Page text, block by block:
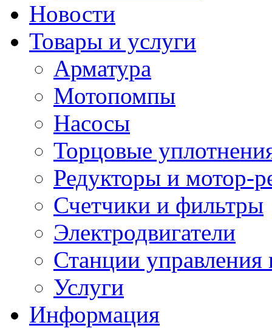
Новости
Товары и услуги
Арматура
Мотопомпы
Насосы
Торцовые
Редукторы и мотор-
Счетчики и фильтры
Электродвигатели
Станции управления
Услуги
Информация